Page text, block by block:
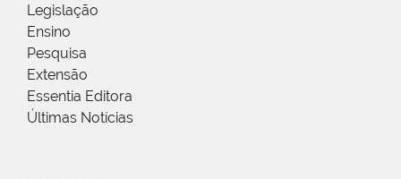
Legislação
Ensino
Pesquisa
Extensão
Essentia Editora
Últimas Notícias